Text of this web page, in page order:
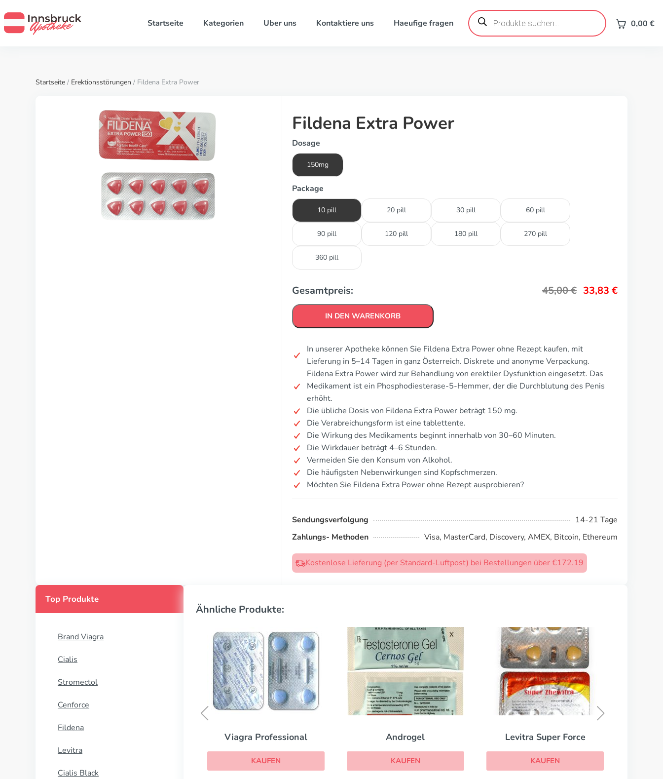
Startseite Kategorien Uber uns Kontaktiere uns Haeufige fragen
Products
search 0,00 €
Startseite / Erektionsstörungen / Fildena Extra Power
Fildena Extra Power
Dosage
150mg
Package
10 pill 20 pill 30 pill 60 pill
90 pill 120 pill 180 pill 270 pill
360 pill
Gesamtpreis: 45,00€ 33,83 €
IN DEN WARENKORB
In unserer Apotheke können Sie Fildena Extra Power ohne Rezept kaufen, mit
Lieferung in 5–14 Tagen in ganz Österreich. Diskrete und anonyme Verpackung.
Fildena Extra Power wird zur Behandlung von erektiler Dysfunktion eingesetzt. Das
Medikament ist ein Phosphodiesterase-5-Hemmer, der die Durchblutung des Penis
erhöht.
Die übliche Dosis von Fildena Extra Power beträgt 150 mg.
Die Verabreichungsform ist eine tablettente.
Die Wirkung des Medikaments beginnt innerhalb von 30–60 Minuten.
Die Wirkdauer beträgt 4–6 Stunden.
Vermeiden Sie den Konsum von Alkohol.
Die häufigsten Nebenwirkungen sind Kopfschmerzen.
Möchten Sie Fildena Extra Power ohne Rezept ausprobieren?
Sendungsverfolgung
14-21 Tage
Zahlungs- Methoden
Visa, MasterCard, Discovery, AMEX, Bitcoin, Ethereum
Kostenlose Lieferung (per Standard-Luftpost) bei Bestellungen über €172.19
Top Produkte
Brand Viagra
Cialis
Stromectol
Cenforce
Fildena
Levitra
Cialis Black
Ähnliche Produkte:
Androgel Levitra Super Force
Kamagra
KAUFEN